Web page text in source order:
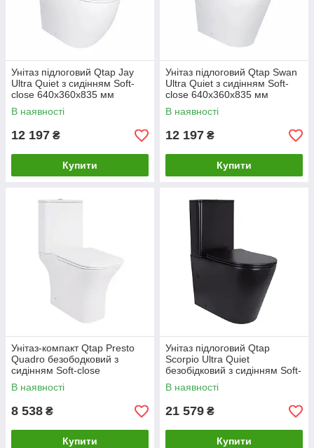
Унітаз підлоговий Qtap Jay
Ultra Quiet з сидінням Soft-
close 640x360x835 мм
QT07222175TW White
В наявності
12 197 ₴
Купити
Унітаз підлоговий Qtap Swan
Ultra Quiet з сидінням Soft-
close 640x360x835 мм
QT16222182TW White
В наявності
12 197 ₴
Купити
Унітаз-компакт Qtap Presto
Quadro безободковий з
сидінням Soft-close
QT24221215AW
В наявності
8 538 ₴
Купити
Унітаз підлоговий Qtap
Scorpio Ultra Quiet
безобідковий з сидінням Soft-
close MATT BLACK
QT14226088AMB
В наявності
21 579 ₴
Купити